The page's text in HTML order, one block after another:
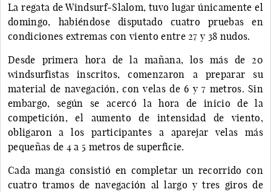
La regata de Windsurf-Slalom, tuvo lugar únicamente el
domingo, habiéndose disputado cuatro pruebas en
condiciones extremas con viento entre 27 y 38 nudos.
Desde primera hora de la mañana, los más de 20
windsurfistas inscritos, comenzaron a preparar su
material de navegación, con velas de 6 y 7 metros. Sin
embargo, según se acercó la hora de inicio de la
competición, el aumento de intensidad de viento,
obligaron a los participantes a aparejar velas más
pequeñas de 4 a 5 metros de superficie.
Cada manga consistió en completar un recorrido con
cuatro tramos de navegación al largo y tres giros de